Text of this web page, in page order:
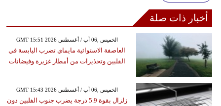
أخبار ذات صلة
GMT 15:51 2026 الخميس ,06 آب / أغسطس
العاصفة الاستوائية مايماي تضرب اليابسة في
الفلبين وتحذيرات من أمطار غزيرة وفيضانات
GMT 15:43 2026 الخميس ,06 آب / أغسطس
زلزال بقوة 5.9 درجة يضرب جنوب الفلبين دون